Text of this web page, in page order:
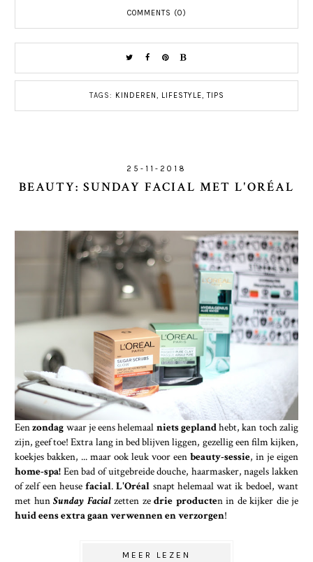
COMMENTS (0)
TAGS: KINDEREN , LIFESTYLE,TIPS
25-11-2018
BEAUTY: SUNDAY FACIAL MET L'ORÉAL
Eenzondag waar je eens helemaal niets geplandhebt, kan toch zalig
zijn, geef toe! Extra lang in bed blijven liggen, gezellig een film kijken,
koekjes bakken, ... maar ook leuk voor een beauty-sessie, in je eigen
home-spa! Een bad of uitgebreide douche, haarmasker, nagels lakken
of zelf een heusefacial. L'Oréal snapt helemaal wat ik bedoel, want
met hunSunday Facialzetten ze drie producten in de kijker die je
huid eens extra gaan verwennen en verzorgen!
MEER LEZEN